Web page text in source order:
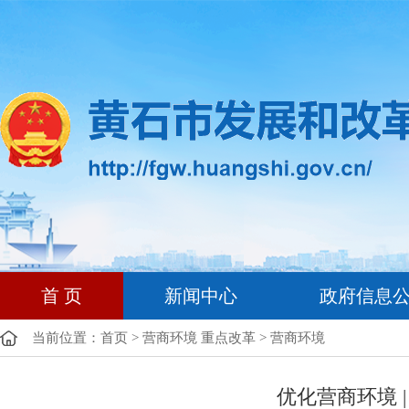
首 页 新闻中心 政府信息
当前位置： 首页 > 营商环境 重点改革 > 营商环境
优化营商环境